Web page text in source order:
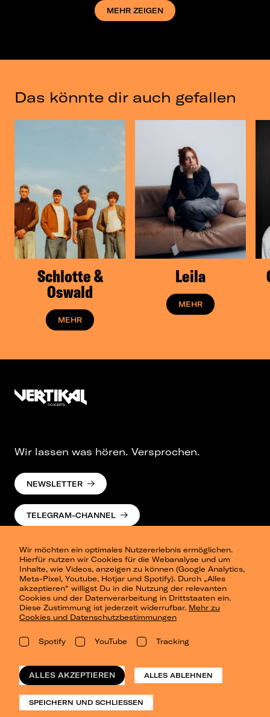
MEHR ZEIGEN
Das könnte dir auch gefallen
Schlotte &
Oswald
MEHR
Leila
MEHR
Wir möchten ein optimales Nutzererlebnis ermöglichen.
Hierfür nutzen wir Cookies für die Webanalyse und um
Inhalte, wie Videos, anzeigen zu können (Google Analytics,
Meta-Pixel, Youtube, Hotjar und Spotify). Durch „Alles
akzeptieren“ willigst Du in die Nutzung der relevanten
Cookies und der Datenverarbeitung in Drittstaaten ein.
Diese Zustimmung ist jederzeit widerrufbar. Mehr zu
Cookies und Datenschutzbestimmungen
Spotify YouTube Tracking
ALLES AKZEPTIEREN ALLES ABLEHNEN
SPEICHERN UND SCHLIESSEN
Wir lassen was hören. Versprochen.
NEWSLETTER
TELEGRAM-CHANNEL
Presse
Berlin
Dresden
Leipzig
Konzertsommer Petersberg
Vergangene Shows
o_team
Datenschutz
Impressum